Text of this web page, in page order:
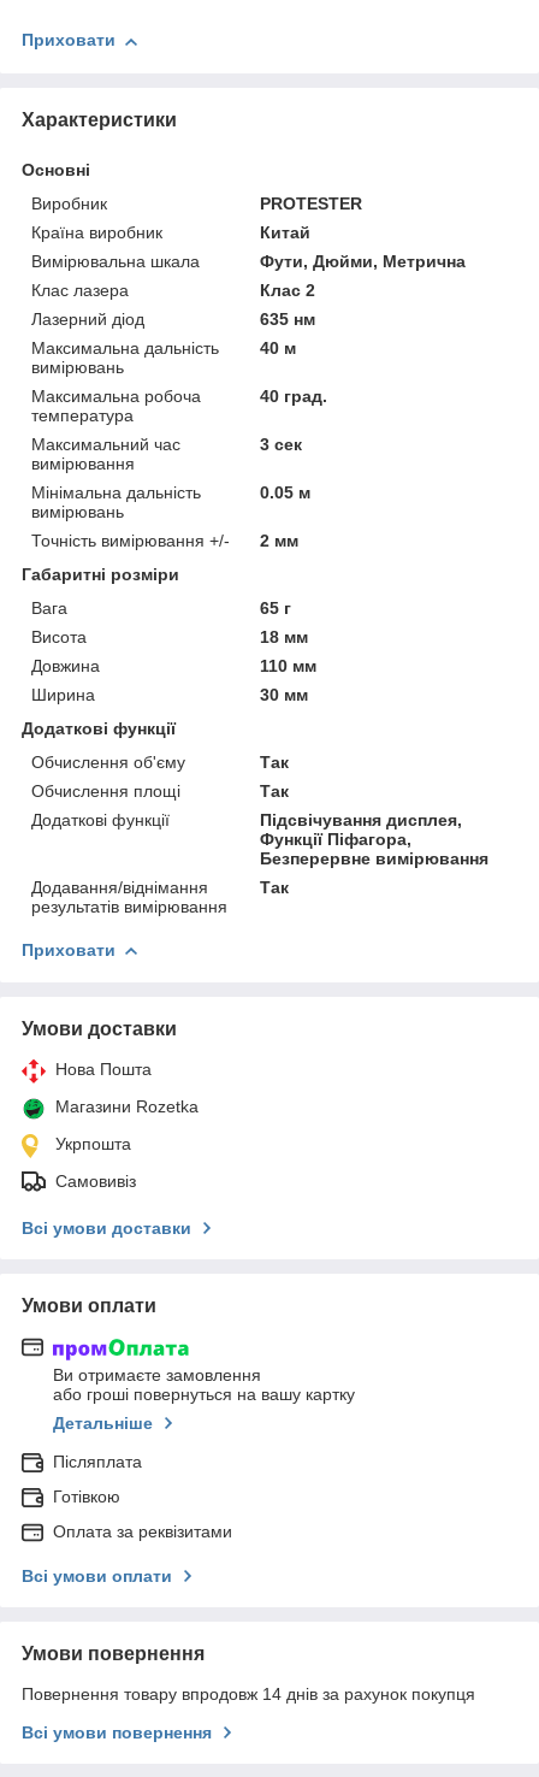
Приховати
Характеристики
Основні
Виробник
PROTESTER
Країна виробник
Китай
Вимірювальна шкала
Фути, Дюйми, Метрична
Клас лазера
Клас 2
Лазерний діод
635 нм
Максимальна дальність
вимірювань
40 м
Максимальна робоча
температура
40 град.
Максимальний час
вимірювання
3 сек
Мінімальна дальність
вимірювань
0.05 м
Точність вимірювання +/-
2 мм
Габаритні розміри
Вага
65 г
Висота
18 мм
Довжина
110 мм
Ширина
30 мм
Додаткові функції
Обчислення об'єму
Так
Обчислення площі
Так
Додаткові функції
Підсвічування дисплея,
Функції Піфагора,
Безперервне вимірювання
Додавання/віднімання
результатів вимірювання
Так
Приховати
Умови доставки
Нова Пошта
Магазини Rozetka
Укрпошта
Самовивіз
Всі умови доставки
Умови оплати
Ви отримаєте замовлення
або гроші повернуться на вашу картку
Детальніше
Післяплата
Готівкою
Оплата за реквізитами
Всі умови оплати
Умови повернення
Повернення товару впродовж 14 днів за рахунок покупця
Всі умови повернення